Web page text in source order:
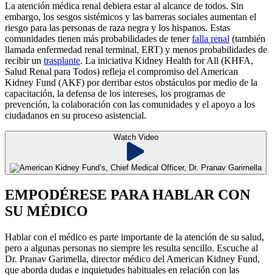
La atención médica renal debiera estar al alcance de todos. Sin
embargo, los sesgos sistémicos y las barreras sociales aumentan el
riesgo para las personas de raza negra y los hispanos. Estas
comunidades tienen más probabilidades de tenerfalla renal (también
llamada enfermedad renal terminal, ERT) y menos probabilidades de
recibir un trasplante. La iniciativa Kidney Health for All (KHFA,
Salud Renal para Todos) refleja el compromiso del American
Kidney Fund (AKF) por derribar estos obstáculos por medio de la
capacitación, la defensa de los intereses, los programas de
prevención, la colaboración con las comunidades y el apoyo a los
ciudadanos en su proceso asistencial.
Watch Video
EMPODÉRESE PARA HABLAR CON
SU MÉDICO
Hablar con el médico es parte importante de la atención de su salud,
pero a algunas personas no siempre les resulta sencillo. Escuche al
Dr. Pranav Garimella, director médico del American Kidney Fund,
que aborda dudas e inquietudes habituales en relación con las